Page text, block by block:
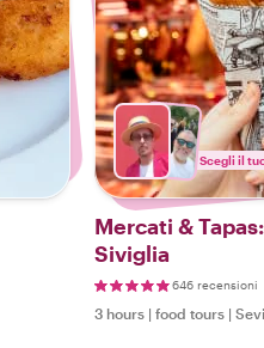
Scegli il
Mercati &
Siviglia
646 recensioni
3 hours | food tours |